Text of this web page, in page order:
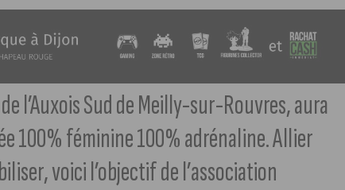
l’Auxois Sud de Meilly-sur-Rouvres, aura
100% féminine 100% adrénaline. Allier
voici l’objectif de l’association